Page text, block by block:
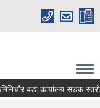
वडा कार्यालय सडक